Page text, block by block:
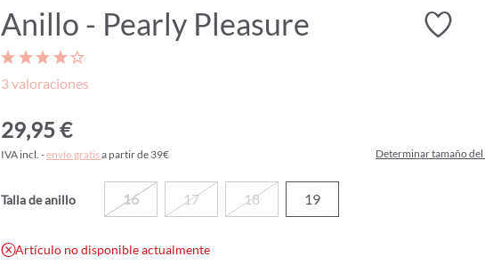
Anillo - Pearly Pleasure
3 valoraciones
29,95 €
IVA incl. -envío gratisa partir de 39€ Determinar tamaño
Talla de anillo 16 17 18 19
Artículo no disponible actualmente